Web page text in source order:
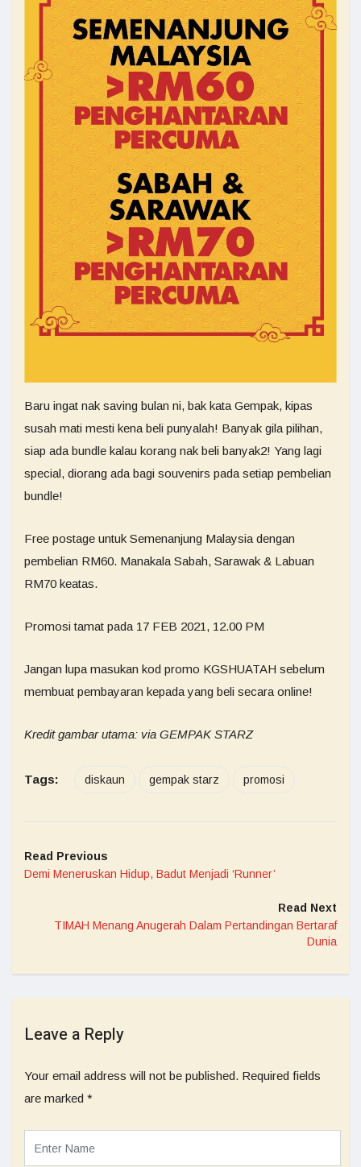
Baru ingat nak saving bulan ni, bak kata Gempak, kipas
susah mati mesti kena beli punyalah! Banyak gila pilihan,
siap ada bundle kalau korang nak beli banyak2! Yang lagi
special, diorang ada bagi souvenirs pada setiap pembelian
bundle!
Free postage untuk Semenanjung Malaysia dengan
pembelian RM60. Manakala Sabah, Sarawak & Labuan
RM70 keatas.
Promosi tamat pada 17 FEB 2021, 12.00 PM
Jangan lupa masukan kod promo KGSHUATAH sebelum
membuat pembayaran kepada yang beli secara online!
Kredit gambar utama: via GEMPAK STARZ
Tags: diskaun gempak starz promosi
Read Previous
Demi Meneruskan Hidup, Badut Menjadi ‘Runner’
Read Next
TIMAH Menang Anugerah Dalam Pertandingan Bertaraf
Dunia
Leave a Reply
Your email address will not be published. Required fields
are marked *